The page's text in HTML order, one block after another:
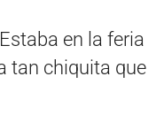
en la feria
tan chiquita que